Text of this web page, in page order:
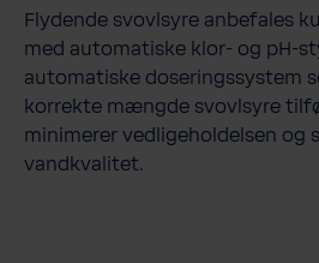
Flydende svovlsyre anbefales
med automatiske klor- og pH-
automatiske doseringssystem
korrekte mængde svovlsyre
minimerer vedligeholdelsen og
vandkvalitet.